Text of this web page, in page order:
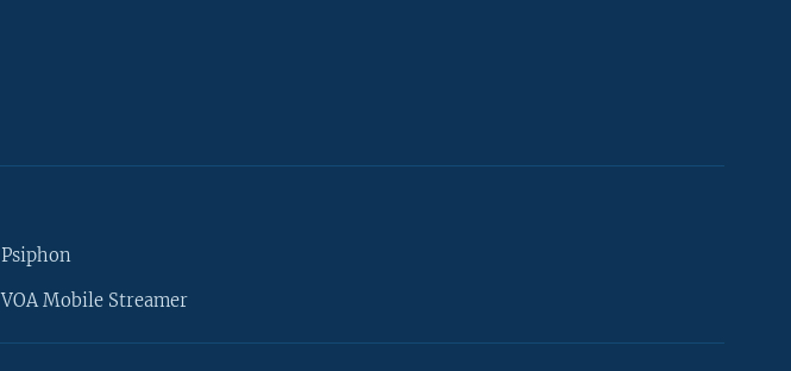
Psiphon
VOA Mobile Streamer